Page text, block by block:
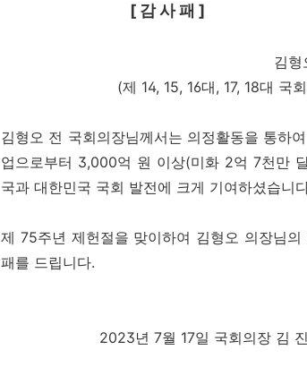
[ 감 사 패 ]
김형오 전 국
(제 14, 15, 16대, 17, 18대 국회
김형오 전 국회의장님께서는 의정활동을 통하
업으로부터 3,000억 원 이상(미화 2억 7천만
국과 대한민국 국회 발전에 크게 기여하셨습니
제 75주년 제헌절을 맞이하여 김형오 의장님
패를 드립니다.
2023년 7월 17일 국회의장 김 진